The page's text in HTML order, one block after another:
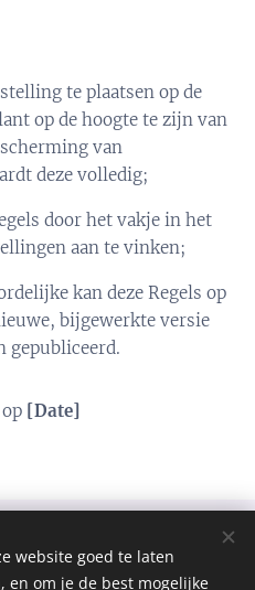
te plaatsen op de
op de hoogte te zijn van
van
deze volledig;
door het vakje in het
aan te vinken;
kan deze Regels op
bijgewerkte versie
gepubliceerd.
[Date]
website goed te laten
om je de best mogelijke